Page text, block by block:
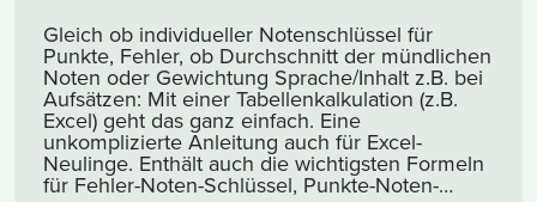
Gleich ob individueller Notenschlüssel für
Punkte, Fehler, ob Durchschnitt der mündlichen
Noten oder Gewichtung Sprache/Inhalt z.B. bei
Aufsätzen: Mit einer Tabellenkalkulation (z.B.
Excel) geht das ganz einfach. Eine
unkomplizierte Anleitung auch für Excel-
Neulinge. Enthält auch die wichtigsten Formeln
für Fehler-Noten-Schlüssel, Punkte-Noten-